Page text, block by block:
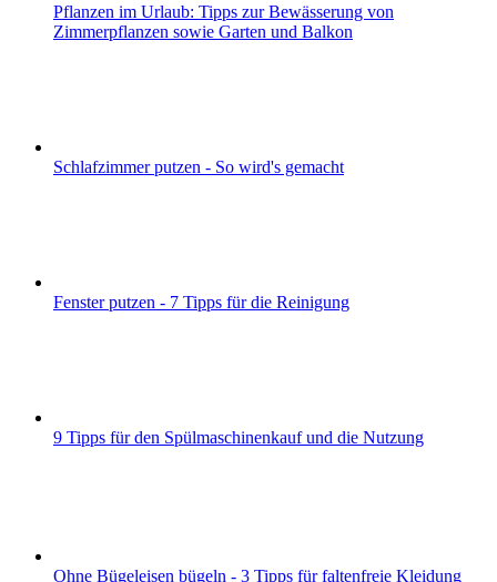
Pflanzen im Urlaub: Tipps zur Bewässerung von
Zimmerpflanzen sowie Garten und Balkon
Schlafzimmer putzen - So wird's gemacht
Fenster putzen - 7 Tipps für die Reinigung
9 Tipps für den Spülmaschinenkauf und die Nutzung
Ohne Bügeleisen bügeln - 3 Tipps für faltenfreie Kleidung